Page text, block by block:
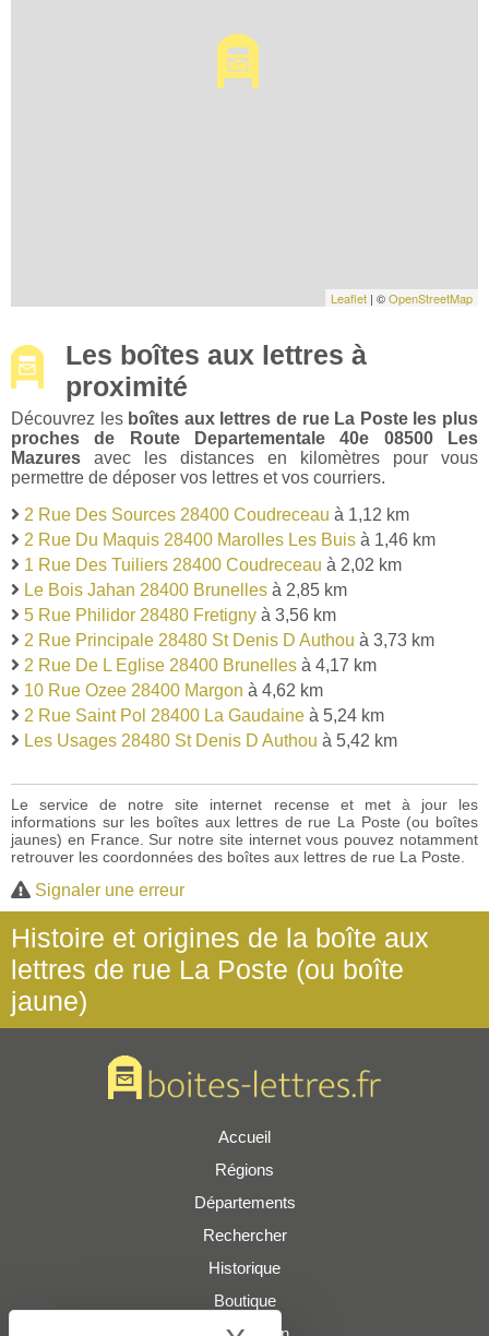
Leaflet | ©OpenStreetMap
Les boîtes aux lettres à
proximité
Découvrez les boîtes aux lettres de rue La Poste les plus
proches de Route Departementale 40e 08500 Les
Mazures avec les distances en kilomètres pour vous
permettre de déposer vos lettres et vos courriers.
2 Rue Des Sources 28400 Coudreceau à 1,12 km
2 Rue Du Maquis 28400 Marolles Les Buis à 1,46 km
1 Rue Des Tuiliers 28400 Coudreceau à 2,02 km
Le Bois Jahan 28400 Brunelles à 2,85 km
5 Rue Philidor 28480 Fretigny à 3,56 km
2 Rue Principale 28480 St Denis D Authou à 3,73 km
2 Rue De L Eglise 28400 Brunelles à 4,17 km
10 Rue Ozee 28400 Margon à 4,62 km
2 Rue Saint Pol 28400 La Gaudaine à 5,24 km
Les Usages 28480 St Denis D Authou à 5,42 km
Le service de notre site internet recense et met à jour les
informations sur les boîtes aux lettres de rue La Poste (ou boîtes
jaunes) en France. Sur notre site internet vous pouvez notamment
retrouver les coordonnées des boîtes aux lettres de rue La Poste.
Signaler une erreur
Histoire et origines de la boîte aux
lettres de rue La Poste (ou boîte
jaune)
Accueil
Régions
Départements
Rechercher
Historique
Boutique